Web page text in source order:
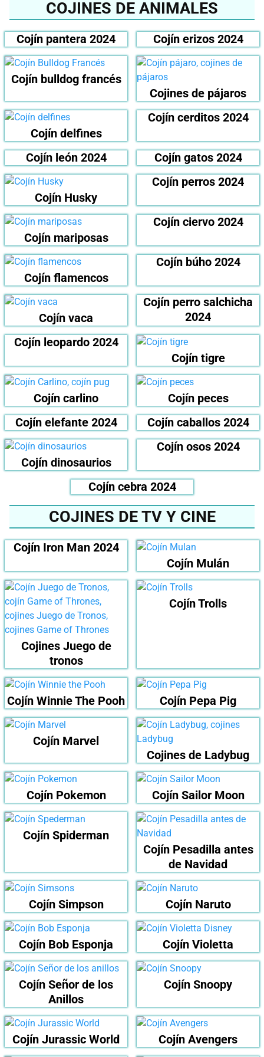
COJINES DE ANIMALES
Cojín pantera 2024 Cojín erizos 2024
Cojín bulldog francés
Cojines de pájaros
Cojín delfines
Cojín cerditos 2024
Cojín león 2024 Cojín gatos 2024
Cojín Husky
Cojín perros 2024
Cojín mariposas
Cojín ciervo 2024
Cojín flamencos
Cojín búho 2024
Cojín vaca
Cojín perro salchicha
2024
Cojín leopardo 2024
Cojín tigre
Cojín carlino
Cojín peces
Cojín elefante 2024
Cojín caballos 2024
Cojín dinosaurios
Cojín osos 2024
Cojín cebra 2024
COJINES DE TV Y CINE
Cojín Iron Man 2024
Cojín Mulán
Cojines Juego de
tronos
Cojín Trolls
Cojín Winnie The Pooh Cojín Pepa Pig
Cojín Marvel
Cojines de Ladybug
Cojín Pokemon Cojín Sailor Moon
Cojín Spiderman
Cojín Pesadilla antes
de Navidad
Cojín Simpson Cojín Naruto
Cojín Bob Esponja Cojín Violetta
Cojín Señor de los
Anillos
Cojín Snoopy
Cojín Jurassic World Cojín Avengers